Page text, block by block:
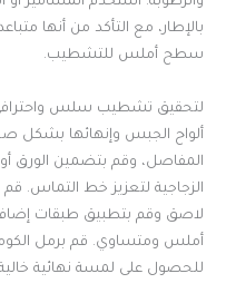
بالإطار، مع التأكد من أنها
سطح أملس للتشطيب.
لتحقيق تشطيب سلس
ألواح الجبس وإنهائها
المفاصل، وقم بتضمين الورق
الزجاجية لتعزيز خط التماس.
لاصق وقم بتطبيق طبقات
أملس ومتساوي. قم برمل
للحصول على لمسة نهائية